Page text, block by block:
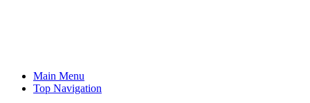
Main Menu
Top Navigation